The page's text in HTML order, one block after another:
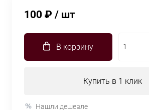
100 ₽ / шт
В корзину
Купить в 1 клик
Нашли дешевле